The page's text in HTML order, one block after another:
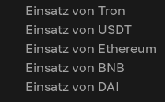
Einsatz von Tron
Einsatz von USDT
Einsatz von Ethereum
Einsatz von BNB
Einsatz von DAI